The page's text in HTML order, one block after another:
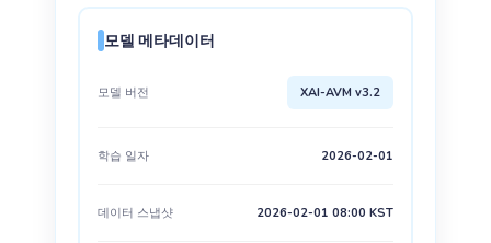
모델 메타데이터
모델 버전 XAI-AVM v3.2
학습 일자 2026-02-01
데이터 스냅샷 2026-02-01 08:00 KST